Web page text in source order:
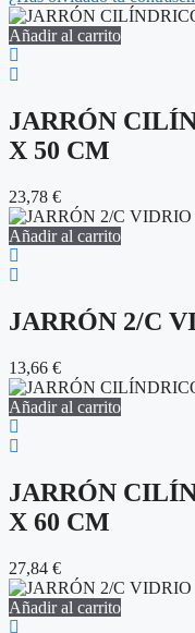
Añadir al carrito
JARRÓN
X 50 CM
23,78 €
Añadir al carrito
JARRÓN 2/C
13,66 €
Añadir al carrito
JARRÓN
X 60 CM
27,84 €
Añadir al carrito